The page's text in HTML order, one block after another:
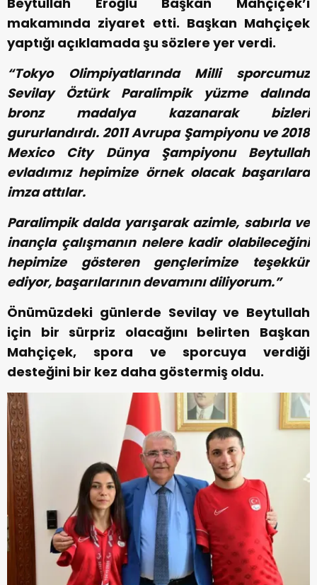
makamında ziyaret etti. Başkan Mahçiçek
yaptığı açıklamada şu sözlere yer verdi.
“Tokyo Olimpiyatlarında Milli sporcumuz
Sevilay Öztürk Paralimpik yüzme dalında
bronz madalya kazanarak bizleri
gururlandırdı. 2011 Avrupa Şampiyonu ve 2018
Mexico City Dünya Şampiyonu Beytullah
evladımız hepimize örnek olacak başarılara
imza attılar.
Paralimpik dalda yarışarak azimle, sabırla ve
inançla çalışmanın nelere kadir olabileceğini
hepimize gösteren gençlerimize teşekkür
ediyor, başarılarının devamını diliyorum.”
Önümüzdeki günlerde Sevilay ve Beytullah
için bir sürpriz olacağını belirten Başkan
Mahçiçek, spora ve sporcuya verdiği
desteğini bir kez daha göstermiş oldu.